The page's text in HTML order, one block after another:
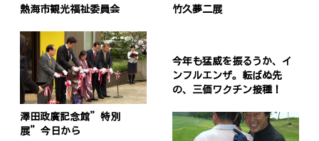
熱海市観光福祉委員会 竹久夢二展
澤田政廣記念館”特別
展”今日から
今年も猛威を振るうか、イ
ンフルエンザ。転ばぬ先
の、三価ワクチン接種！